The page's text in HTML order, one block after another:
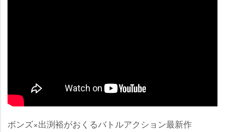
ボンズ×出渕裕がおくるバトルアクション最新作